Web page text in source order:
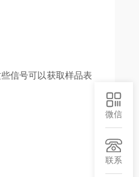
信号可以获取样品表
微信
联系